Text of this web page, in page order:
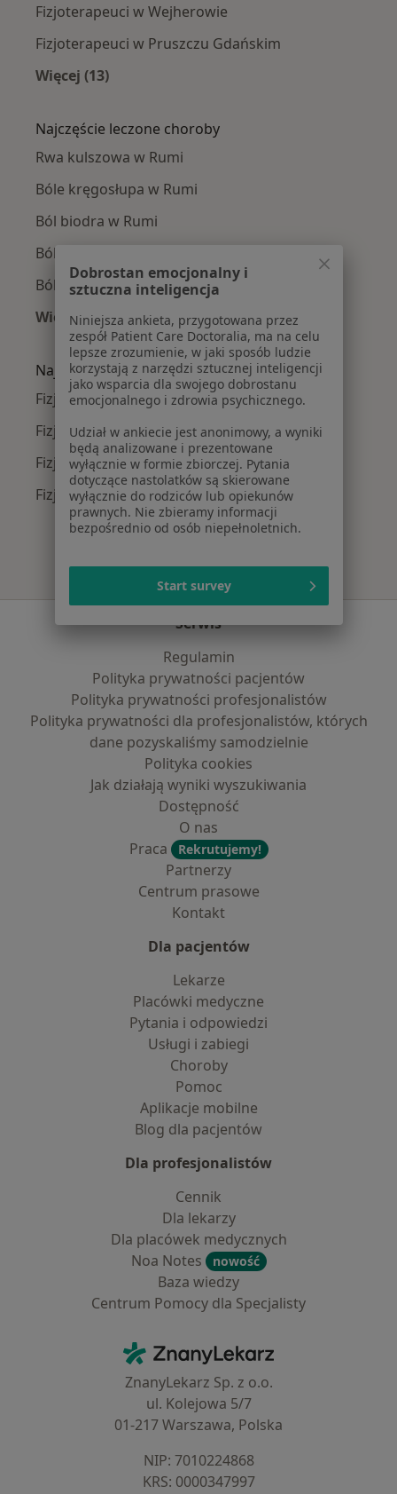
Fizjoterapeuci w Wejherowie
Fizjoterapeuci w Pruszczu Gdańskim
Więcej (13)
Najczęście leczone choroby
Rwa kulszowa w Rumi
Bóle kręgosłupa w Rumi
Ból biodra w Rumi
Bóle mięśni w Rumi
Ból barku w Rumi
Więcej (15)
Więcej w kategorii: Najczęście leczone
Najpopularniejsze ubezpieczenia
Fizjoterapeuci z Allianz w Rumi
Fizjoterapeuci z TU Zdrowie w Rumi
Fizjoterapeuci z POLMED w Rumi
Fizjoterapeuci z Signal Iduna w Rumi
Serwis
Regulamin
Polityka prywatności pacjentów
Polityka prywatności profesjonalistów
Polityka prywatności dla profesjonalistów, których
dane pozyskaliśmy samodzielnie
Polityka cookies
Jak działają wyniki wyszukiwania
Dostępność
O nas
Praca
Rekrutujemy!
Partnerzy
Centrum prasowe
Kontakt
Dla pacjentów
Lekarze
Placówki medyczne
Pytania i odpowiedzi
Usługi i zabiegi
Choroby
Pomoc
Aplikacje mobilne
Blog dla pacjentów
Dla profesjonalistów
Cennik
Dla lekarzy
Dla placówek medycznych
Noa Notes
nowość
Baza wiedzy
Centrum Pomocy dla Specjalisty
ZnanyLekarz - Strona główna
ZnanyLekarz Sp. z o.o.
ul. Kolejowa 5/7
01-217 Warszawa, Polska
NIP: ⁠7010224868
KRS: ⁠0000347997
Dobrostan emocjonalny i
sztuczna inteligencja
Niniejsza ankieta, przygotowana przez
zespół Patient Care Doctoralia, ma na celu
lepsze zrozumienie, w jaki sposób ludzie
korzystają z narzędzi sztucznej inteligencji
jako wsparcia dla swojego dobrostanu
emocjonalnego i zdrowia psychicznego.
Udział w ankiecie jest anonimowy, a wyniki
będą analizowane i prezentowane
wyłącznie w formie zbiorczej. Pytania
dotyczące nastolatków są skierowane
wyłącznie do rodziców lub opiekunów
prawnych. Nie zbieramy informacji
bezpośrednio od osób niepełnoletnich.
Start survey